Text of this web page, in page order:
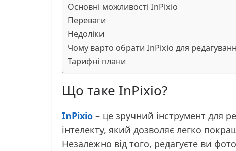
Основні можливості InPixio
Переваги
Недоліки
Чому варто обрати InPixio для
Тарифні плани
Що таке InPixio?
InPixio – це зручний інструмент для
інтелекту, який дозволяє легко
Незалежно від того, редагуєте ви